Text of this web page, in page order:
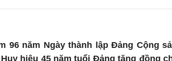
96 năm Ngày thành lập Đảng Cộng
Huy hiệu 45 năm tuổi Đảng tặng đồng